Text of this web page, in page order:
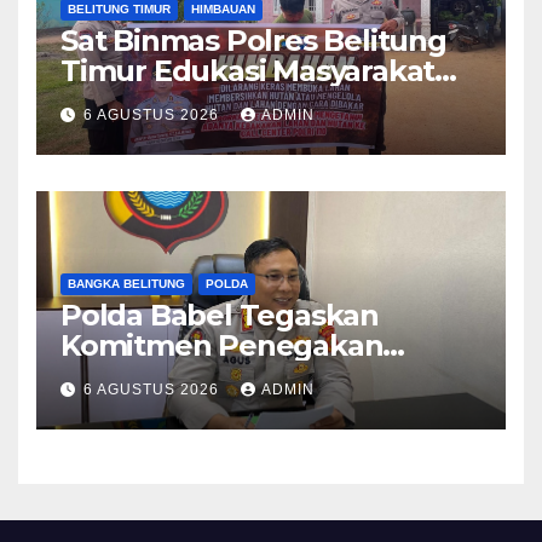
BELITUNG TIMUR HIMBAUAN
Sat Binmas Polres Belitung
Timur Edukasi Masyarakat
Desa Padang tentang
Bahaya Karhutla
6 AGUSTUS 2026 ADMIN
BANGKA BELITUNG POLDA
Polda Babel Tegaskan
Komitmen Penegakan
Hukum Terkait Perkara 53
Ton Pasir Timah Ilegal di
Belitung
6 AGUSTUS 2026 ADMIN